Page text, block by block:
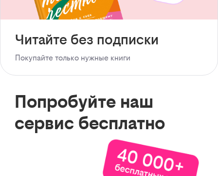
Читайте без подписки
Покупайте только нужные книги
Попробуйте наш
сервис бесплатно